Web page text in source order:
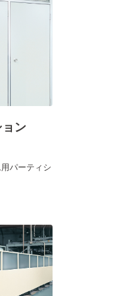
ョン
パーティシ